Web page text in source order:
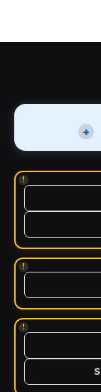
+
!
!
!